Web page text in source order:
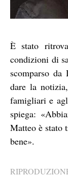
È stato
condizioni di
scomparso
dare la
famigliari e
spiega:
Matteo è stato
bene».